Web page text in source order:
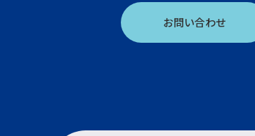
お問い合わせ